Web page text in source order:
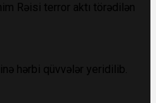
terror aktı törədilən
hərbi qüvvələr yeridilib.